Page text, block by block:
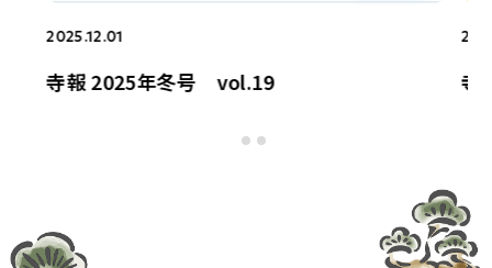
2025.12.01
寺報 2025年冬号 vol.19 寺